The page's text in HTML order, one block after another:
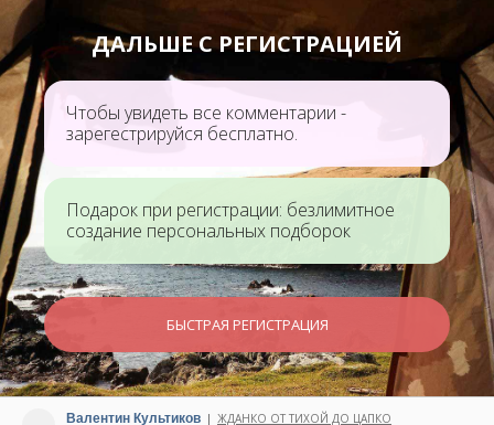
ДАЛЬШЕ С РЕГИСТРАЦИЕЙ
Чтобы увидеть все комментарии -
зарегестрируйся бесплатно.
Подарок при регистрации: безлимитное
создание персональных подборок
БЫСТРАЯ РЕГИСТРАЦИЯ
Валентин Культиков | ЖДАНКО ОТ ТИХОЙ ДО ЦАПКО